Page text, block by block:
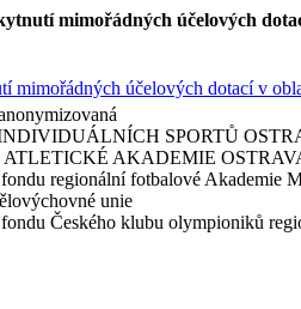
mimořádných účelových
mimořádných účelových dotací v
SPORTŮ
ATLETICKÉ AKADEMIE
regionální fotbalové Akademie
unie
Českého klubu olympioniků